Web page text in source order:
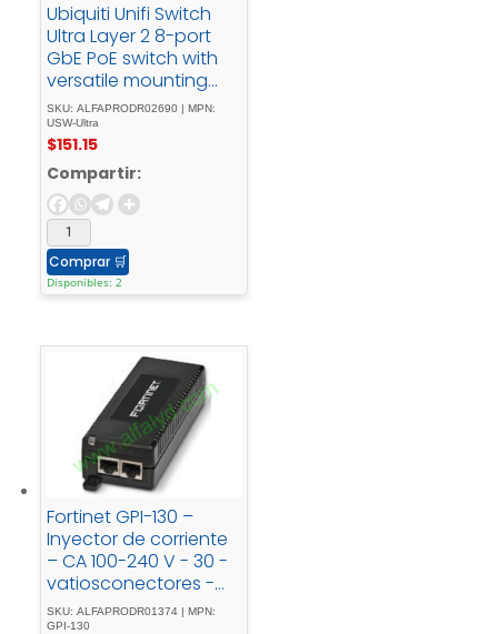
Ubiquiti Unifi Switch
Ultra Layer 2 8-port
GbE PoE switch with
versatile mounting
options 42W
SKU: ALFAPRODR02690 | MPN:
USW-Ultra
$151.15
Compartir:
Comprar 🛒
Disponibles: 2
Fortinet GPI-130 –
Inyector de corriente
– CA 100-240 V - 30 -
vatiosconectores -
de - salida: - 1para -
P/N: - FAP-U221EV-B-
SKU: ALFAPRODR01374 | MPN:
GPI-130